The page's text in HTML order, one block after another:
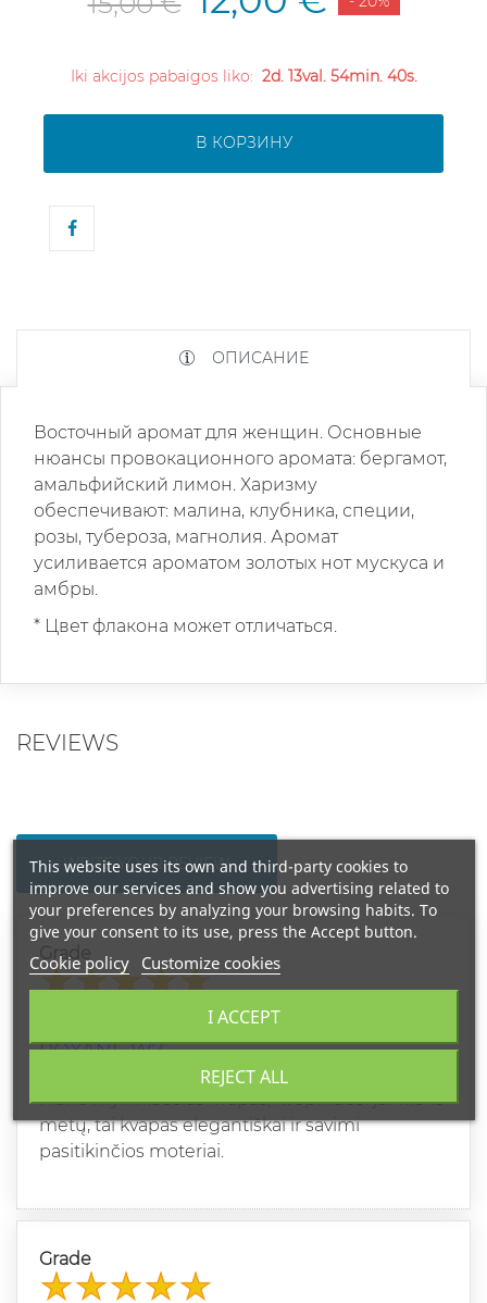
Iki akcijos pabaigos liko:2d. 13val. 54min. 39s.
В КОРЗИНУ
ОПИСАНИЕ
Восточный аромат для женщин. Основные
нюансы провокационного аромата: бергамот,
амальфийский лимон. Харизму
обеспечивают: малина, клубника, специи,
розы, тубероза, магнолия. Аромат
усиливается ароматом золотых нот мускуса и
амбры.
* Цвет флакона может отличаться.
REVIEWS
WRITE YOUR REVIEW
Grade
ROXANE W7
Mano mylimiausias kvapas, kvepinuosi jai virš 15
metų, tai kvapas elegantiškai ir savimi
pasitikinčios moteriai.
Grade
This website uses its own and third-party cookies to
improve our services and show you advertising related to
your preferences by analyzing your browsing habits. To
give your consent to its use, press the Accept button.
Cookie policy Customize cookies
REJECT ALL
I ACCEPT